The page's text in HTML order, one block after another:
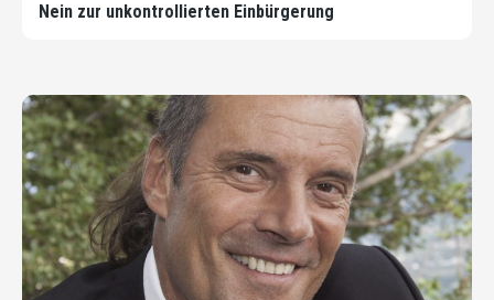
Nein zur unkontrollierten Einbürgerung